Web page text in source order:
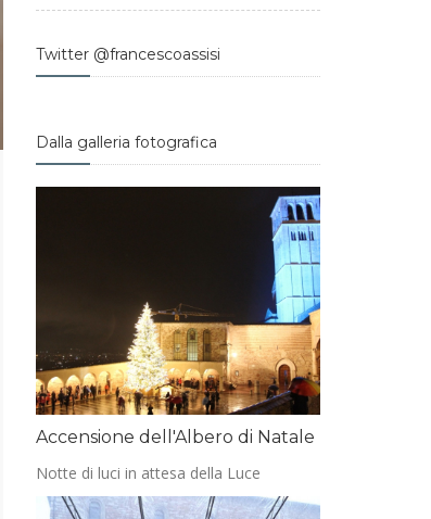
Twitter @francescoassisi
Dalla galleria fotografica
Accensione dell'Albero di Natale
Notte di luci in attesa della Luce